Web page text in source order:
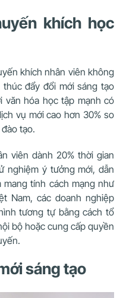
khích học
khích nhân viên không
đẩy đổi mới sáng tạo
văn hóa học tập mạnh có
vụ mới cao hơn 30% so
tạo.
viên dành 20% thời gian
nghiệm ý tưởng mới, dẫn
tính cách mạng như
Nam, các doanh nghiệp
tương tự bằng cách tổ
bộ hoặc cung cấp quyền
sáng tạo